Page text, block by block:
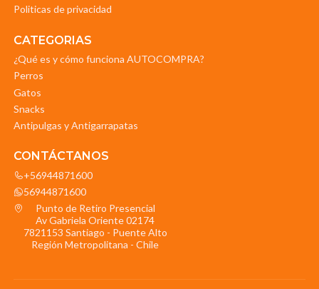
Politicas de privacidad
CATEGORIAS
¿Qué es y cómo funciona AUTOCOMPRA?
Perros
Gatos
Snacks
Antipulgas y Antigarrapatas
CONTÁCTANOS
+56944871600
56944871600
Punto de Retiro Presencial
Av Gabriela Oriente 02174
7821153 Santiago - Puente Alto
Región Metropolitana - Chile